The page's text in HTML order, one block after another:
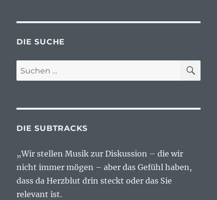
DIE SUCHE
Suchen
nach:
DIE SUBTRACKS
„Wir stellen Musik zur Diskussion – die wir
nicht immer mögen – aber das Gefühl haben,
dass da Herzblut drin steckt oder das Sie
relevant ist.